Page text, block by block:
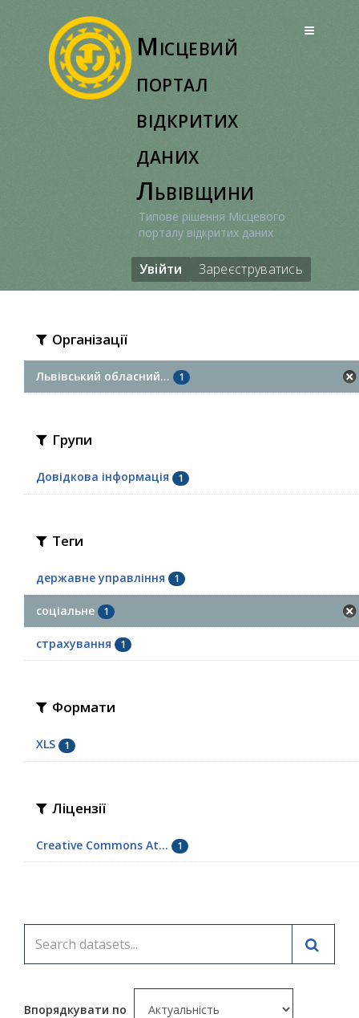
Місцевий
портал
відкритих
даних
Львівщини
Типове рішення Місцевого
порталу відкритих даних
Увійти Зареєструватись
Організації
Львівський обласний... 1
Групи
Довідкова інформація 1
Теги
державне управління 1
соціальне 1
страхування 1
Формати
XLS 1
Ліцензії
Creative Commons At... 1
Впорядкувати по